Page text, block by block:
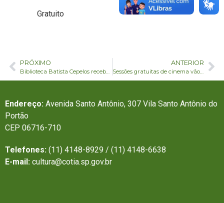
Gratuito
PRÓXIMO ANTERIOR
Sessões gratuitas de cinema vão movimentar a Biblioteca Batista Cepelos
Endereço: Avenida Santo Antônio, 307 Vila Santo Antônio do
Portão
CEP 06716-710
Telefones: (11) 4148-8929 / (11) 4148-6638
E-mail: cultura@cotia.sp.gov.br